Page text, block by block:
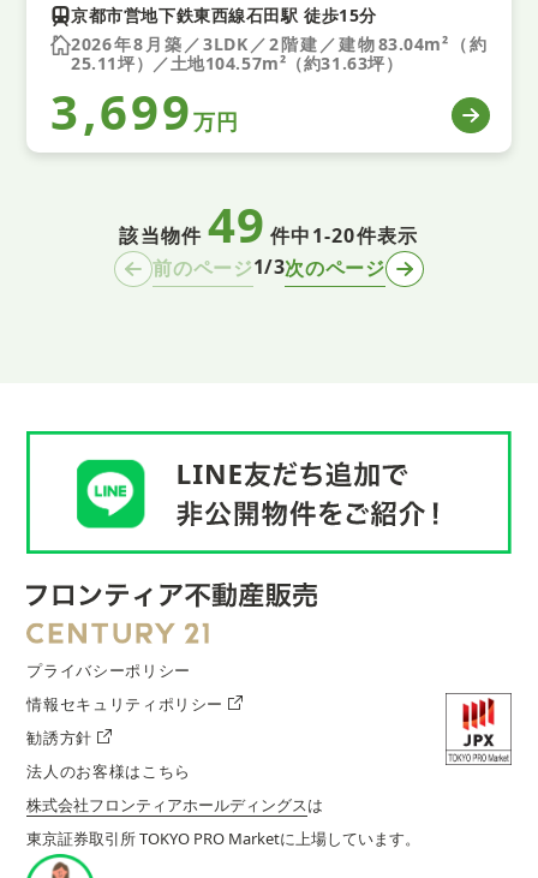
京都市営地下鉄東西線石田駅 徒歩15分
2026年8月築／3LDK／2階建／建物83.04m²（約
25.11坪）／土地104.57m²（約31.63坪）
3,699万円
該当物件 49 件中1-20件表示
前のページ1/3次のページ
プライバシーポリシー
情報セキュリティポリシー
勧誘方針
法人のお客様はこちら
株式会社フロンティアホールディングスは
東京証券取引所 TOKYO PRO Marketに上場しています。